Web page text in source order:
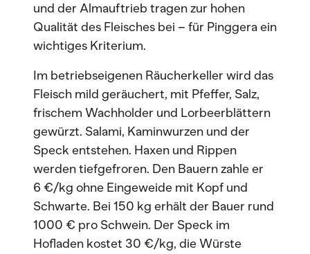
und der Almauftrieb tragen zur hohen
Qualität des Fleisches bei – für Pinggera ein
wichtiges Kriterium.
Im betriebseigenen Räucherkeller wird das
Fleisch mild geräuchert, mit Pfeffer, Salz,
frischem Wachholder und Lorbeerblättern
gewürzt. Salami, Kaminwurzen und der
Speck entstehen. Haxen und Rippen
werden tiefgefroren. Den Bauern zahle er
6 €/kg ohne Eingeweide mit Kopf und
Schwarte. Bei 150 kg erhält der Bauer rund
1000 € pro Schwein. Der Speck im
Hofladen kostet 30 €/kg, die Würste